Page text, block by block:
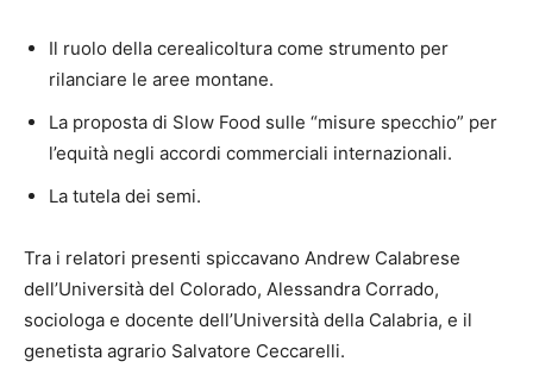
Il ruolo della cerealicoltura come strumento per
rilanciare le aree montane.
La proposta di Slow Food sulle “misure specchio” per
l’equità negli accordi commerciali internazionali.
La tutela dei semi.
Tra i relatori presenti spiccavano Andrew Calabrese
dell’Università del Colorado, Alessandra Corrado,
sociologa e docente dell’Università della Calabria, e il
genetista agrario Salvatore Ceccarelli.